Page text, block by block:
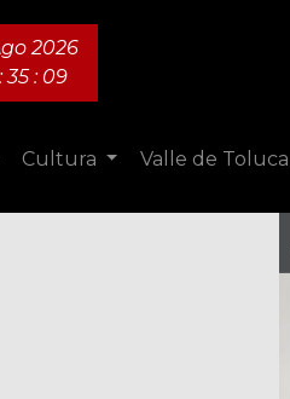
2026
35 : 11
Cultura Valle de Toluca